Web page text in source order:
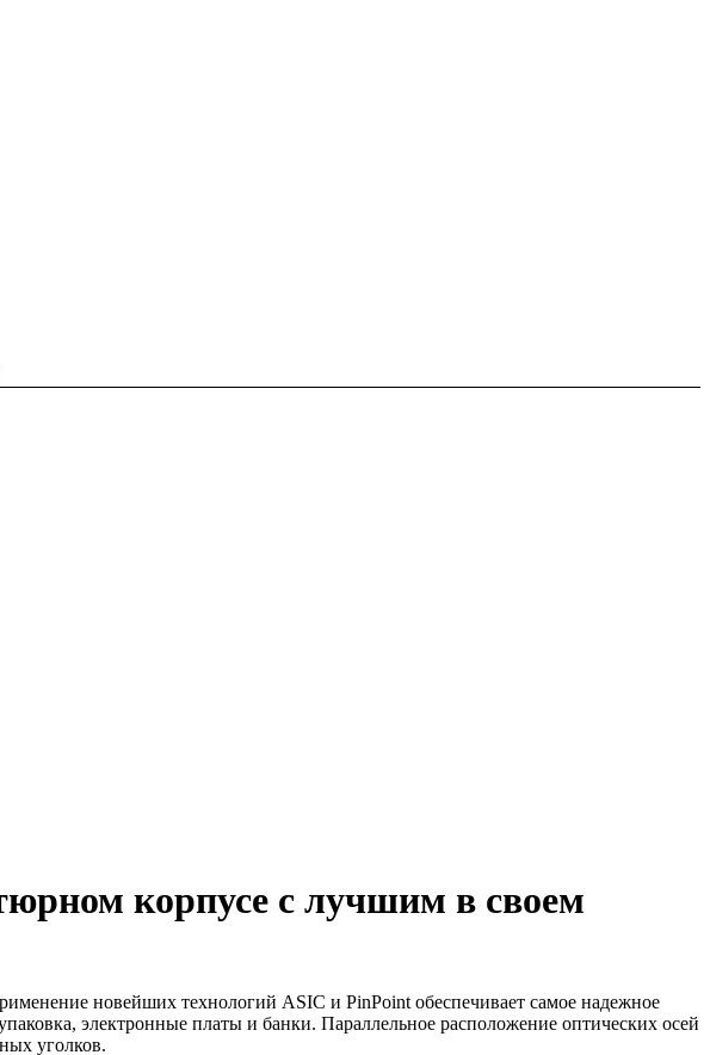
корпусе с лучшим в своем
новейших технологий ASIC и PinPoint обеспечивает самое надежное
электронные платы и банки. Параллельное расположение оптических осей
уголков.